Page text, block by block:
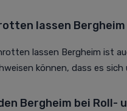
lassen Bergheim
lassen Bergheim ist
können, dass es sich
Bergheim bei Roll-